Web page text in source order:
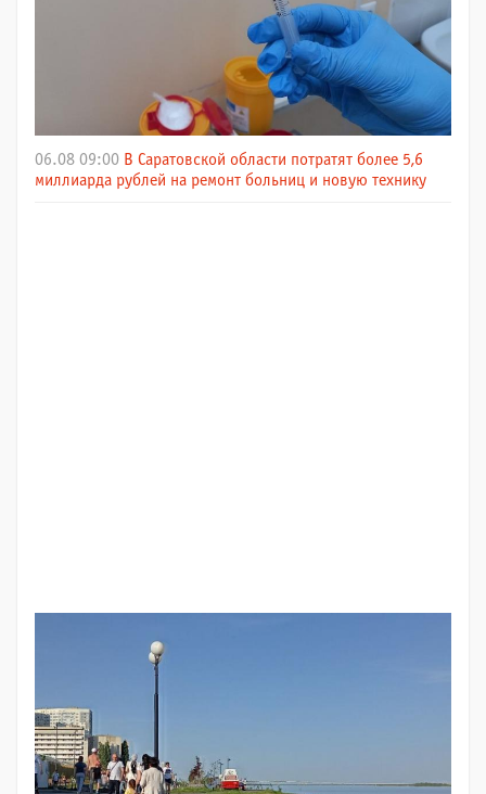
06.08 09:00 В Саратовской области потратят более 5,6
миллиарда рублей на ремонт больниц и новую технику